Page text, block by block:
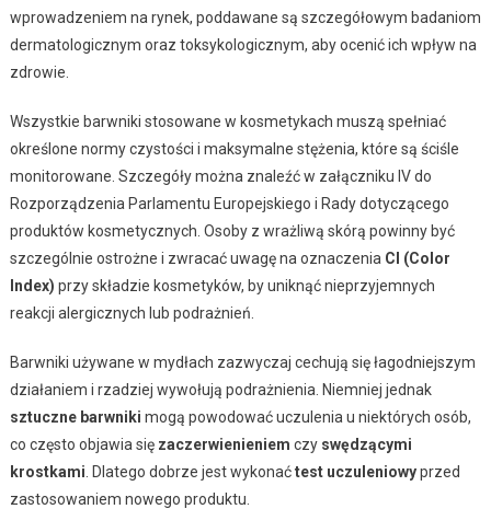
wprowadzeniem na rynek, poddawane są szczegółowym badaniom
dermatologicznym oraz toksykologicznym, aby ocenić ich wpływ na
zdrowie.
Wszystkie barwniki stosowane w kosmetykach muszą spełniać
określone normy czystości i maksymalne stężenia, które są ściśle
monitorowane. Szczegóły można znaleźć w załączniku IV do
Rozporządzenia Parlamentu Europejskiego i Rady dotyczącego
produktów kosmetycznych. Osoby z wrażliwą skórą powinny być
szczególnie ostrożne i zwracać uwagę na oznaczenia CI (Color
Index) przy składzie kosmetyków, by uniknąć nieprzyjemnych
reakcji alergicznych lub podrażnień.
Barwniki używane w mydłach zazwyczaj cechują się łagodniejszym
działaniem i rzadziej wywołują podrażnienia. Niemniej jednak
sztuczne barwniki mogą powodować uczulenia u niektórych osób,
co często objawia się zaczerwienieniem czy swędzącymi
krostkami . Dlatego dobrze jest wykonaćtest uczuleniowyprzed
zastosowaniem nowego produktu.